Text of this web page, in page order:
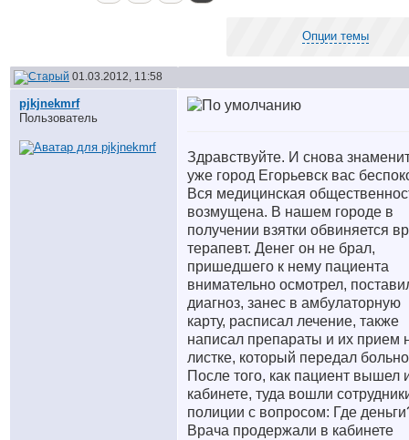
Опции темы
01.03.2012, 11:58
pjkjnekmrf
Пользователь
Здравствуйте. И снова
уже город Егорьевск вас
Вся медицинская
возмущена. В нашем городе в
получении взятки обвиняется
терапевт. Денег он не брал,
пришедшего к нему пациента
внимательно осмотрел,
диагноз, занес в амбулаторную
карту, расписал лечение, также
написал препараты и их прием
листке, который передал
После того, как пациент вышел
кабинете, туда вошли
полиции с вопросом: Где
Врача продержали в кабинете